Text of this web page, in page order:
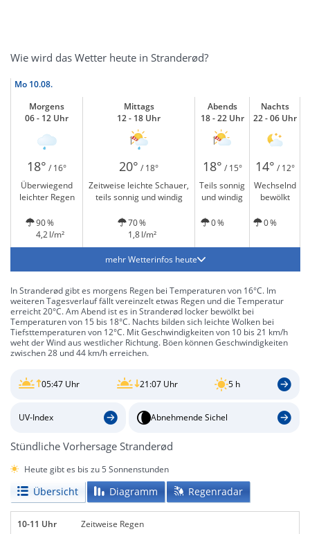
Wie wird das Wetter heute in Stranderød?
Mo 10.08.
Morgens
06 - 12 Uhr
Mittags
12 - 18 Uhr
Abends
18 - 22 Uhr
Nachts
22 - 06 Uhr
18° / 16° 20° / 18° 18° / 15° 14° / 12°
Überwiegend
leichter Regen
Zeitweise leichte Schauer,
teils sonnig und windig
Teils sonnig
und windig
Wechselnd
bewölkt
90 %
4,2 l/m²
70 %
1,8 l/m²
0 % 0 %
mehr Wetterinfos heute
In Stranderød gibt es morgens Regen bei Temperaturen von 16°C. Im
weiteren Tagesverlauf fällt vereinzelt etwas Regen und die Temperatur
erreicht 20°C. Am Abend ist es in Stranderød locker bewölkt bei
Temperaturen von 15 bis 18°C. Nachts bilden sich leichte Wolken bei
Tiefsttemperaturen von 12°C. Mit Geschwindigkeiten von 10 bis 21 km/h
weht der Wind aus westlicher Richtung. Böen können Geschwindigkeiten
zwischen 28 und 44 km/h erreichen.
05:47 Uhr 21:07 Uhr 5 h
UV-Index Abnehmende Sichel
Stündliche Vorhersage Stranderød
Heute gibt es bis zu 5 Sonnenstunden
Übersicht Diagramm Regenradar
10-11 Uhr Zeitweise Regen